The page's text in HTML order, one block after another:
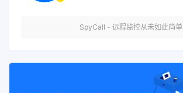
SpyCall - 远程监控从未如此简单